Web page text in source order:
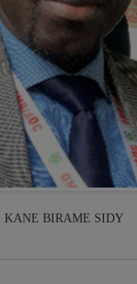
KANE BIRAME SIDY